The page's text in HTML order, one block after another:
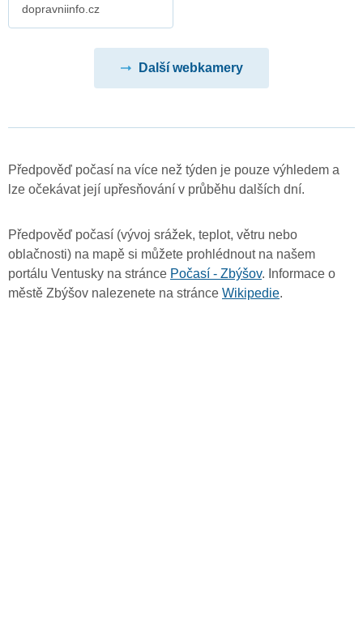
dopravniinfo.cz
Další webkamery
Předpověď počasí na více než týden je pouze výhledem a
lze očekávat její upřesňování v průběhu dalších dní.
Předpověď počasí (vývoj srážek, teplot, větru nebo
oblačnosti) na mapě si můžete prohlédnout na našem
portálu Ventusky na stránce Počasí - Zbýšov. Informace o
městě Zbýšov nalezenete na stránce Wikipedie.